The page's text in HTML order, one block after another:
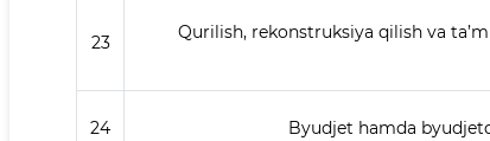
23
Qurilish, rekonstruksiya qilish va
24 Byudjet hamda